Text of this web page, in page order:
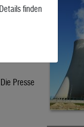
Der Senat
Gesetz
eines
viele
Die Presse
finden